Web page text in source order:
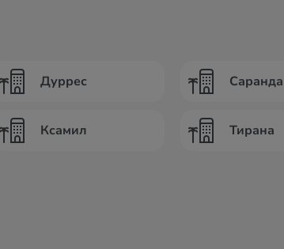
Дуррес
Ксамил
Саранда
Тирана